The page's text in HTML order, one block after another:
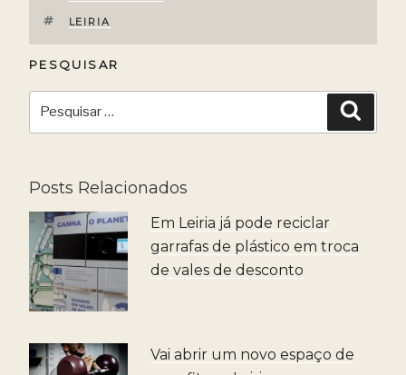
ETIQUETAS
LEIRIA
PESQUISAR
Posts Relacionados
Em Leiria já pode reciclar
garrafas de plástico em troca
de vales de desconto
Vai abrir um novo espaço de